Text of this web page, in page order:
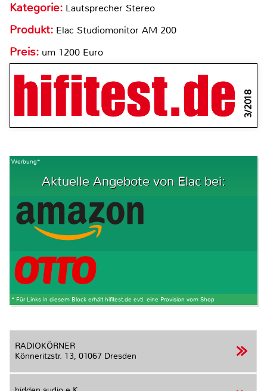
Kategorie: Lautsprecher Stereo
Produkt: Elac Studiomonitor AM 200
Preis: um 1200 Euro
3/2018
Werbung*
Aktuelle Angebote von Elac bei:
* Für Links in diesem Block erhält hifitest.de evtl. eine Provision vom Shop
RADIOKÖRNER
Könneritzstr. 13, 01067 Dresden